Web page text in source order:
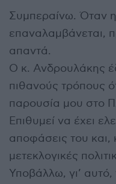
Συμπεραίνω. Όταν
επαναλαμβάνεται,
απαντά.
Ο κ. Ανδρουλάκης
πιθανούς τρόπους
παρουσία μου στο
Επιθυμεί να έχει
αποφάσεις του και,
μετεκλογικές
Υποβάλλω, γι’